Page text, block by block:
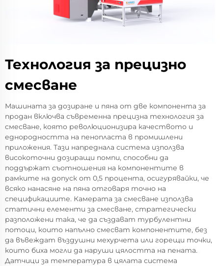
Технология за прецизно
смесване
Машината за дозиране и пяна от две компонента за
продан включва съвременна прецизна технология за
смесване, която революционизира качеството и
еднородността на пенопласта в промишлени
приложения. Тази напреднала система използва
високоточни дозиращи помпи, способни да
поддържат съотношения на компонентите в
рамките на допуск от 0,5 процента, осигурявайки, че
всяко нанасяне на пяна отговаря точно на
спецификациите. Камерата за смесване използва
статични елементи за смесване, стратегически
разположени така, че да създават турбулентни
потоци, които напълно смесват компонентите, без
да въвеждат въздушни мехурчета или горещи точки,
които биха могли да наруши цялостта на пената.
Датчици за температура в цялата система